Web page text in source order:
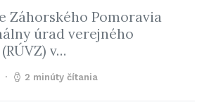
Záhorského Pomoravia
úrad verejného
v…
2 minúty čítania